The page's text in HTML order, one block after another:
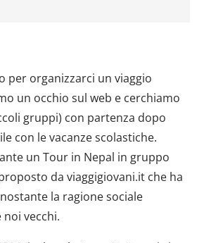
per organizzarci un viaggio
un occhio sul web e cerchiamo
gruppi) con partenza dopo
con le vacanze scolastiche.
un Tour in Nepal in gruppo
da viaggigiovani.it che ha
la ragione sociale
vecchi.